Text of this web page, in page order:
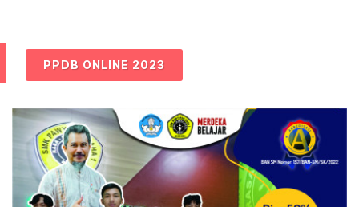
PPDB ONLINE 2023